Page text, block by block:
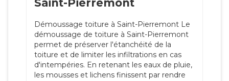
Saint-Pierremont
Démoussage toiture à Saint-Pierremont Le
démoussage de toiture à Saint-Pierremont
permet de préserver l'étanchéité de la
toiture et de limiter les infiltrations en cas
d'intempéries. En retenant les eaux de pluie,
les mousses et lichens finissent par rendre